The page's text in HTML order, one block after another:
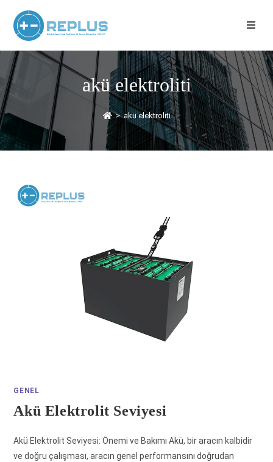
akü elektroliti
> akü elektroliti
GENEL
Akü Elektrolit Seviyesi
Akü Elektrolit Seviyesi: Önemi ve Bakımı Akü, bir aracın kalbidir
ve doğru çalışması, aracın genel performansını doğrudan